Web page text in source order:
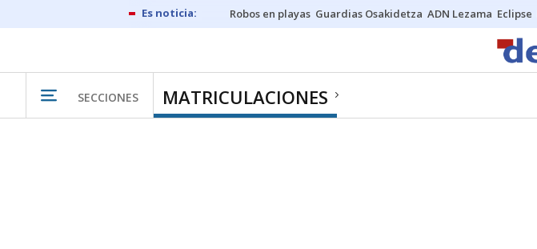
Robos en playas Guardias Osakidetza ADN Lezama Eclipse
SECCIONES MATRICULACIONES